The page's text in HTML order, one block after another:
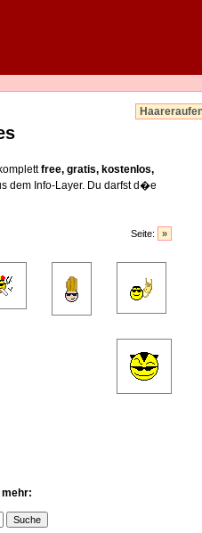
free, gratis, kostenlos,
dem Info-Layer. Du darfst d�e
Seite: »